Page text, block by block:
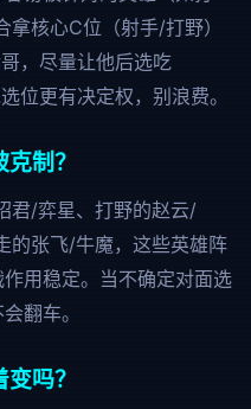
核心C位（射手/打野）
，尽量让他后选吃
位更有决定权，别浪费。
制？
君/弈星、打野的赵云/
的张飞/牛魔，这些英雄阵
用稳定。当不确定对面选
翻车。
吗？